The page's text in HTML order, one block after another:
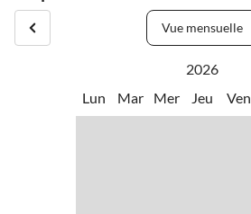
Vue mensuelle
2026
Lun
Mar Mer Jeu Ven